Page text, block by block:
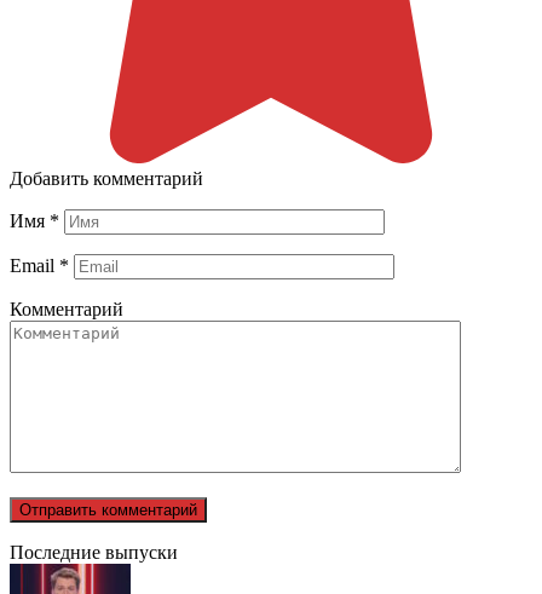
Добавить комментарий
Имя *
Email *
Комментарий
Последние выпуски